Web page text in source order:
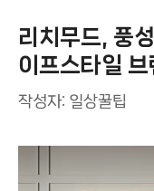
리치무드, 풍
이프스타일 브
작성자: 일상꿀팁